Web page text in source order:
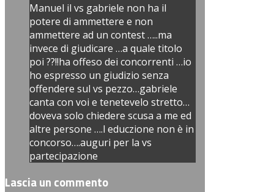
Manuel il vs gabriele non ha il
potere di ammettere e non
ammettere ad un contest …..ma
invece di giudicare …a quale titolo
poi ??!!ha offeso dei concorrenti …io
ho espresso un giudizio senza
offendere sul vs pezzo…gabriele
canta con voi e tenetevelo stretto…
doveva solo chiedere scusa a me ed
altre persone ….l educzione non è in
concorso….auguri per la vs
partecipazione
Lascia un commento